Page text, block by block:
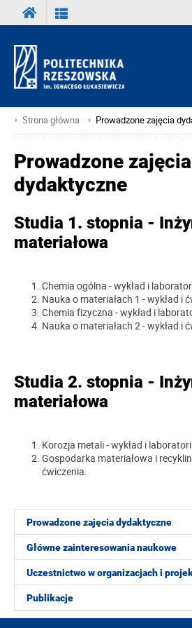
Strona główna Prowadzone zajęcia
Prowadzone zajęcia dydaktyczne
Główne zainteresowania naukowe
Uczestnictwo w organizacjach i
Publikacje
Prowadzone zajęcia
dydaktyczne
Studia 1. stopnia -
materiałowa
Chemia ogólna - wykład i
Nauka o materiałach 1 - wykład i
Chemia fizyczna - wykład i
Nauka o materiałach 2 - wykład i
Studia 2. stopnia -
materiałowa
Korozja metali - wykład i
Gospodarka materiałowa i
ćwiczenia.